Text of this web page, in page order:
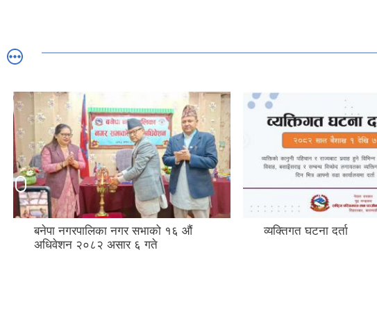
व्यक्तिगत घटना दर्ता नगरकोट भ्रमण वर्ष २०८२